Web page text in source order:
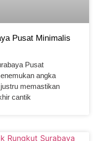
Pusat Minimalis
Pusat
angka
memastikan
cantik